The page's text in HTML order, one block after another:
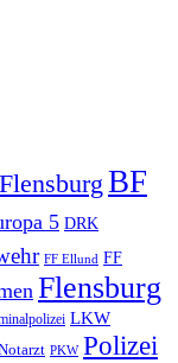
BF
5 DRK
FF Ellund FF
Flensburg
LKW
PKW Polizei